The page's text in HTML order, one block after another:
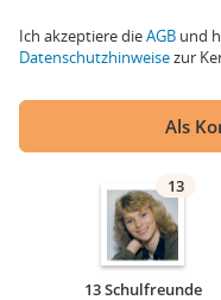
Ich akzeptiere dieAGB und
Datenschutzhinweisezur
Als
13
13 Schulfreunde